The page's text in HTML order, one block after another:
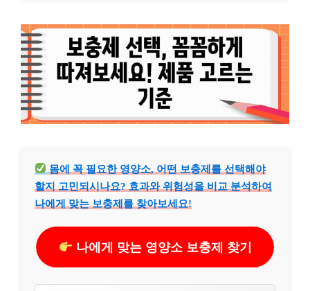
몸에 꼭 필요한 영양소, 어떤 보충제를 선택해야
할지 고민되시나요? 효과와 위험성을 비교 분석하여
나에게 맞는 보충제를 찾아보세요!
나에게 맞는 영양소 보충제 찾기